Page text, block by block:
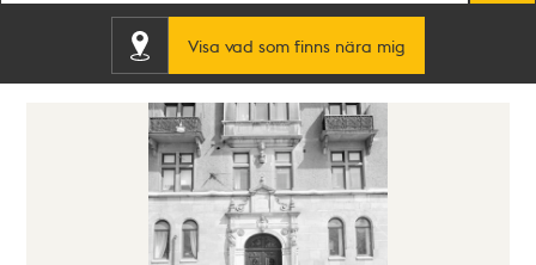
Visa vad som finns nära mig